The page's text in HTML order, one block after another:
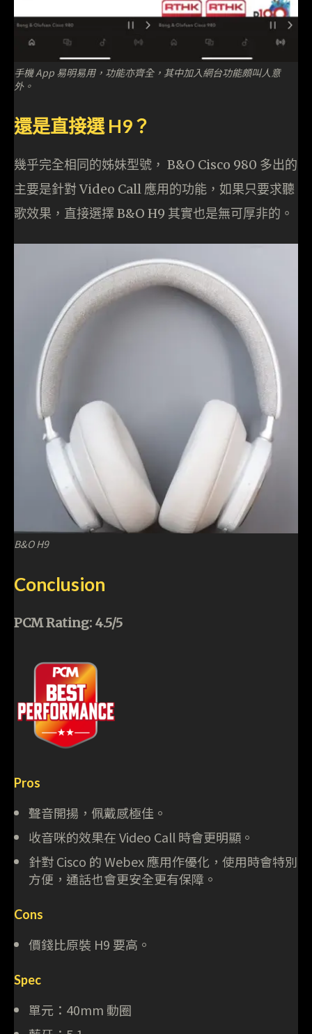
手機 App 易明易用，功能亦齊全，其中加入網台功能頗叫人意
外。
還是直接選 H9？
幾乎完全相同的姊妹型號， B&O Cisco 980 多出的
主要是針對 Video Call 應用的功能，如果只要求聽
歌效果，直接選擇 B&O H9 其實也是無可厚非的。
B&O H9
Conclusion
PCM Rating: 4.5/5
Pros
聲音開揚，佩戴感極佳。
收音咪的效果在 Video Call 時會更明顯。
針對 Cisco 的 Webex 應用作優化，使用時會特別
方便，通話也會更安全更有保障。
Cons
價錢比原裝 H9 要高。
Spec
單元：40mm 動圈